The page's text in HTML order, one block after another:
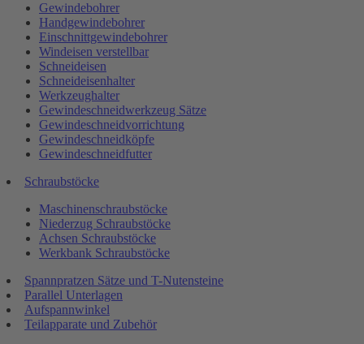
Gewindebohrer
Handgewindebohrer
Einschnittgewindebohrer
Windeisen verstellbar
Schneideisen
Schneideisenhalter
Werkzeughalter
Gewindeschneidwerkzeug Sätze
Gewindeschneidvorrichtung
Gewindeschneidköpfe
Gewindeschneidfutter
Schraubstöcke
Maschinenschraubstöcke
Niederzug Schraubstöcke
Achsen Schraubstöcke
Werkbank Schraubstöcke
Spannpratzen Sätze und T-Nutensteine
Parallel Unterlagen
Aufspannwinkel
Teilapparate und Zubehör